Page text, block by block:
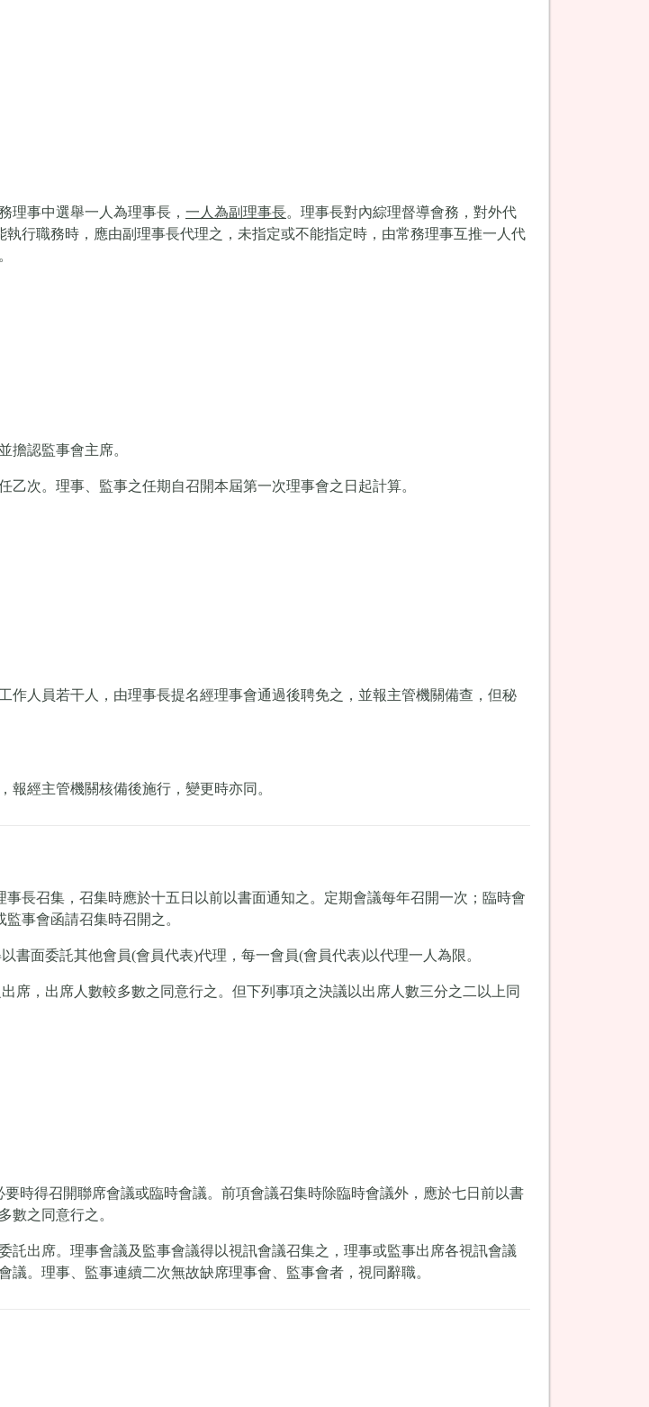
理事中選舉一人為理事長， 一人為副理事長。理事長對內綜理督導會務，對外代
行職務時，應由副理事長代理之，未指定或不能指定時，由常務理事互推一人代
擔認監事會主席。
次。理事、監事之任期自召開本屆第一次理事會之日起計算。
人員若干人，由理事長提名經理事會通過後聘免之，並報主管機關備查，但秘
經主管機關核備後施行，變更時亦同。
長召集，召集時應於十五日以前以書面通知之。定期會議每年召開一次；臨時會
事會函請召集時召開之。
面委託其他會員(會員代表)代理，每一會員(會員代表)以代理一人為限。
席，出席人數較多數之同意行之。但下列事項之決議以出席人數三分之二以上同
時得召開聯席會議或臨時會議。前項會議召集時除臨時會議外，應於七日前以書
數之同意行之。
出席。理事會議及監事會議得以視訊會議召集之，理事或監事出席各視訊會議
。理事、監事連續二次無故缺席理事會、監事會者，視同辭職。